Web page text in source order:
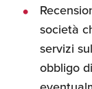
società
servizi
obbligo